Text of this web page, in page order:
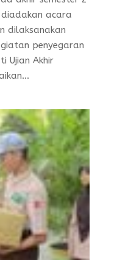
acara
dilaksanakan
penyegaran
Ujian Akhir